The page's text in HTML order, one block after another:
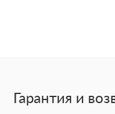
Гарантия и